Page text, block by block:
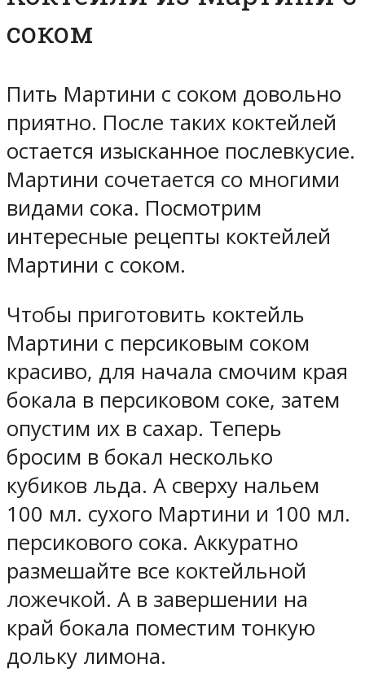
соком
Пить Мартини с соком довольно
приятно. После таких коктейлей
остается изысканное послевкусие.
Мартини сочетается со многими
видами сока. Посмотрим
интересные рецепты коктейлей
Мартини с соком.
Чтобы приготовить коктейль
Мартини с персиковым соком
красиво, для начала смочим края
бокала в персиковом соке, затем
опустим их в сахар. Теперь
бросим в бокал несколько
кубиков льда. А сверху нальем
100 мл. сухого Мартини и 100 мл.
персикового сока. Аккуратно
размешайте все коктейльной
ложечкой. А в завершении на
край бокала поместим тонкую
дольку лимона.